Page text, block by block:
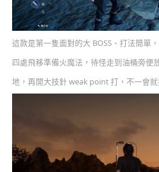
這款是第一隻面對的大 BOSS、打法簡單
四處飛移準備火魔法，待怪走到油桶旁便
地，再開大技針 weak point 打，不一會就